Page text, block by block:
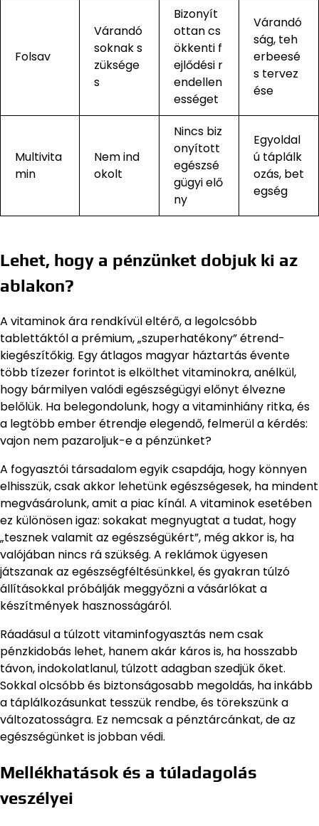
Folsav
Várandó
soknak s
züksége
s
Bizonyít
ottan cs
ökkenti f
ejlődési r
endellen
ességet
Várandó
ság, teh
erbeesé
s tervez
ése
Multivita
min
Nem ind
okolt
Nincs biz
onyított
egészsé
gügyi elő
ny
Egyoldal
ú táplálk
ozás, bet
egség
Lehet, hogy a pénzünket dobjuk ki az
ablakon?
A vitaminok ára rendkívül eltérő, a legolcsóbb
tablettáktól a prémium, „szuperhatékony” étrend-
kiegészítőkig. Egy átlagos magyar háztartás évente
több tízezer forintot is elkölthet vitaminokra, anélkül,
hogy bármilyen valódi egészségügyi előnyt élvezne
belőlük. Ha belegondolunk, hogy a vitaminhiány ritka, és
a legtöbb ember étrendje elegendő, felmerül a kérdés:
vajon nem pazaroljuk-e a pénzünket?
A fogyasztói társadalom egyik csapdája, hogy könnyen
elhisszük, csak akkor lehetünk egészségesek, ha mindent
megvásárolunk, amit a piac kínál. A vitaminok esetében
ez különösen igaz: sokakat megnyugtat a tudat, hogy
„tesznek valamit az egészségükért”, még akkor is, ha
valójában nincs rá szükség. A reklámok ügyesen
játszanak az egészségféltésünkkel, és gyakran túlzó
állításokkal próbálják meggyőzni a vásárlókat a
készítmények hasznosságáról.
Ráadásul a túlzott vitaminfogyasztás nem csak
pénzkidobás lehet, hanem akár káros is, ha hosszabb
távon, indokolatlanul, túlzott adagban szedjük őket.
Sokkal olcsóbb és biztonságosabb megoldás, ha inkább
a táplálkozásunkat tesszük rendbe, és törekszünk a
változatosságra. Ez nemcsak a pénztárcánkat, de az
egészségünket is jobban védi.
Mellékhatások és a túladagolás
veszélyei